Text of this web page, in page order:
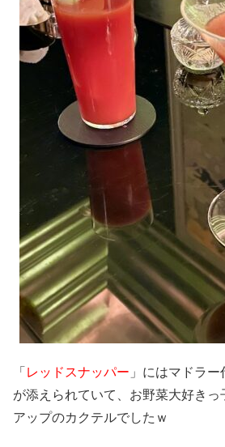
「 レッドスナッパー 」にはマドラ
が添えられていて、お野菜大好き
アップのカクテルでしたｗ